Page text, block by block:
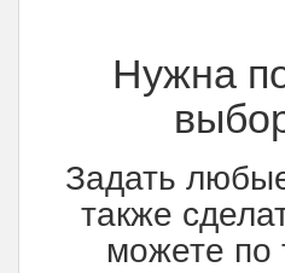
Нужна
Задать
также
можете по